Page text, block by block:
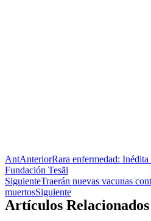
AntAnteriorRara enfermedad:
Fundación Tesãi
SiguienteTraerán nuevas vacunas
muertosSiguiente
Artículos Relacionados